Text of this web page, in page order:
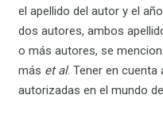
el apellido del autor y el
dos autores, ambos
o más autores, se
más et al. Tener en cuenta
autorizadas en el mundo